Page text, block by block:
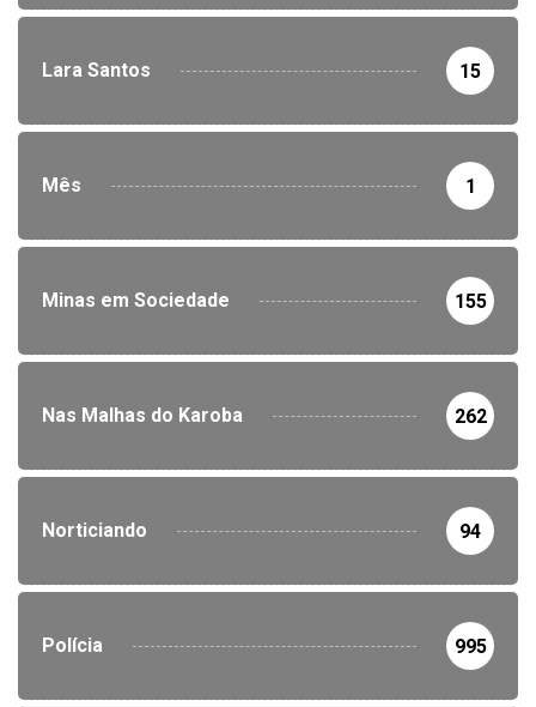
Lara Santos 15
Mês 1
Minas em Sociedade 155
Nas Malhas do Karoba 262
Norticiando 94
Polícia 995